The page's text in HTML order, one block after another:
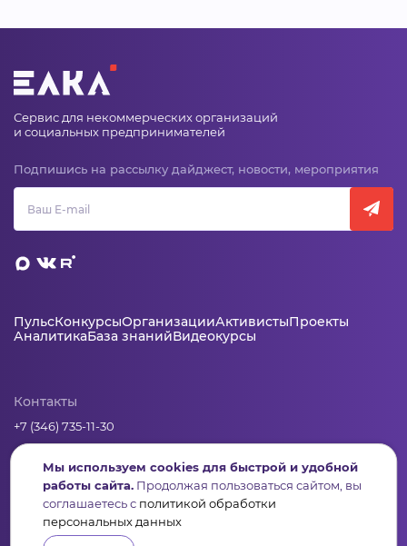
Сервис для некоммерческих организаций
и социальных предпринимателей
Подпишись на рассылку дайджест, новости, мероприятия
ПульсКонкурсыОрганизацииАктивистыПроекты
АналитикаБаза знанийВидеокурсы
Контакты
+7 (346) 735-11-30
elkanko@ugranko.ru
Адрес
628011, Россия, Ханты-Мансийский автономный округ – Югра,
г. Ханты-Мансийск, ул. Светлая 36
Мы используем cookies для быстрой и удобной
работы сайта. Продолжая пользоваться сайтом, вы
соглашаетесь с политикой обработки
персональных данных